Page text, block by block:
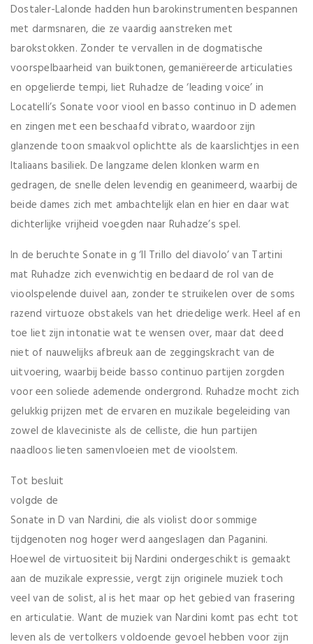
Dostaler-Lalonde hadden hun barokinstrumenten bespannen
met darmsnaren, die ze vaardig aanstreken met
barokstokken. Zonder te vervallen in de dogmatische
voorspelbaarheid van buiktonen, gemaniëreerde articulaties
en opgelierde tempi, liet Ruhadze de ‘leading voice’ in
Locatelli’s Sonate voor viool en basso continuo in D ademen
en zingen met een beschaafd vibrato, waardoor zijn
glanzende toon smaakvol oplichtte als de kaarslichtjes in een
Italiaans basiliek. De langzame delen klonken warm en
gedragen, de snelle delen levendig en geanimeerd, waarbij de
beide dames zich met ambachtelijk elan en hier en daar wat
dichterlijke vrijheid voegden naar Ruhadze’s spel.
In de beruchte Sonate in g ‘Il Trillo del diavolo’ van Tartini
mat Ruhadze zich evenwichtig en bedaard de rol van de
vioolspelende duivel aan, zonder te struikelen over de soms
razend virtuoze obstakels van het driedelige werk. Heel af en
toe liet zijn intonatie wat te wensen over, maar dat deed
niet of nauwelijks afbreuk aan de zeggingskracht van de
uitvoering, waarbij beide basso continuo partijen zorgden
voor een soliede ademende ondergrond. Ruhadze mocht zich
gelukkig prijzen met de ervaren en muzikale begeleiding van
zowel de klaveciniste als de celliste, die hun partijen
naadloos lieten samenvloeien met de vioolstem.
Tot besluit
volgde de
Sonate in D van Nardini, die als violist door sommige
tijdgenoten nog hoger werd aangeslagen dan Paganini.
Hoewel de virtuositeit bij Nardini ondergeschikt is gemaakt
aan de muzikale expressie, vergt zijn originele muziek toch
veel van de solist, al is het maar op het gebied van frasering
en articulatie. Want de muziek van Nardini komt pas echt tot
leven als de vertolkers voldoende gevoel hebben voor zijn